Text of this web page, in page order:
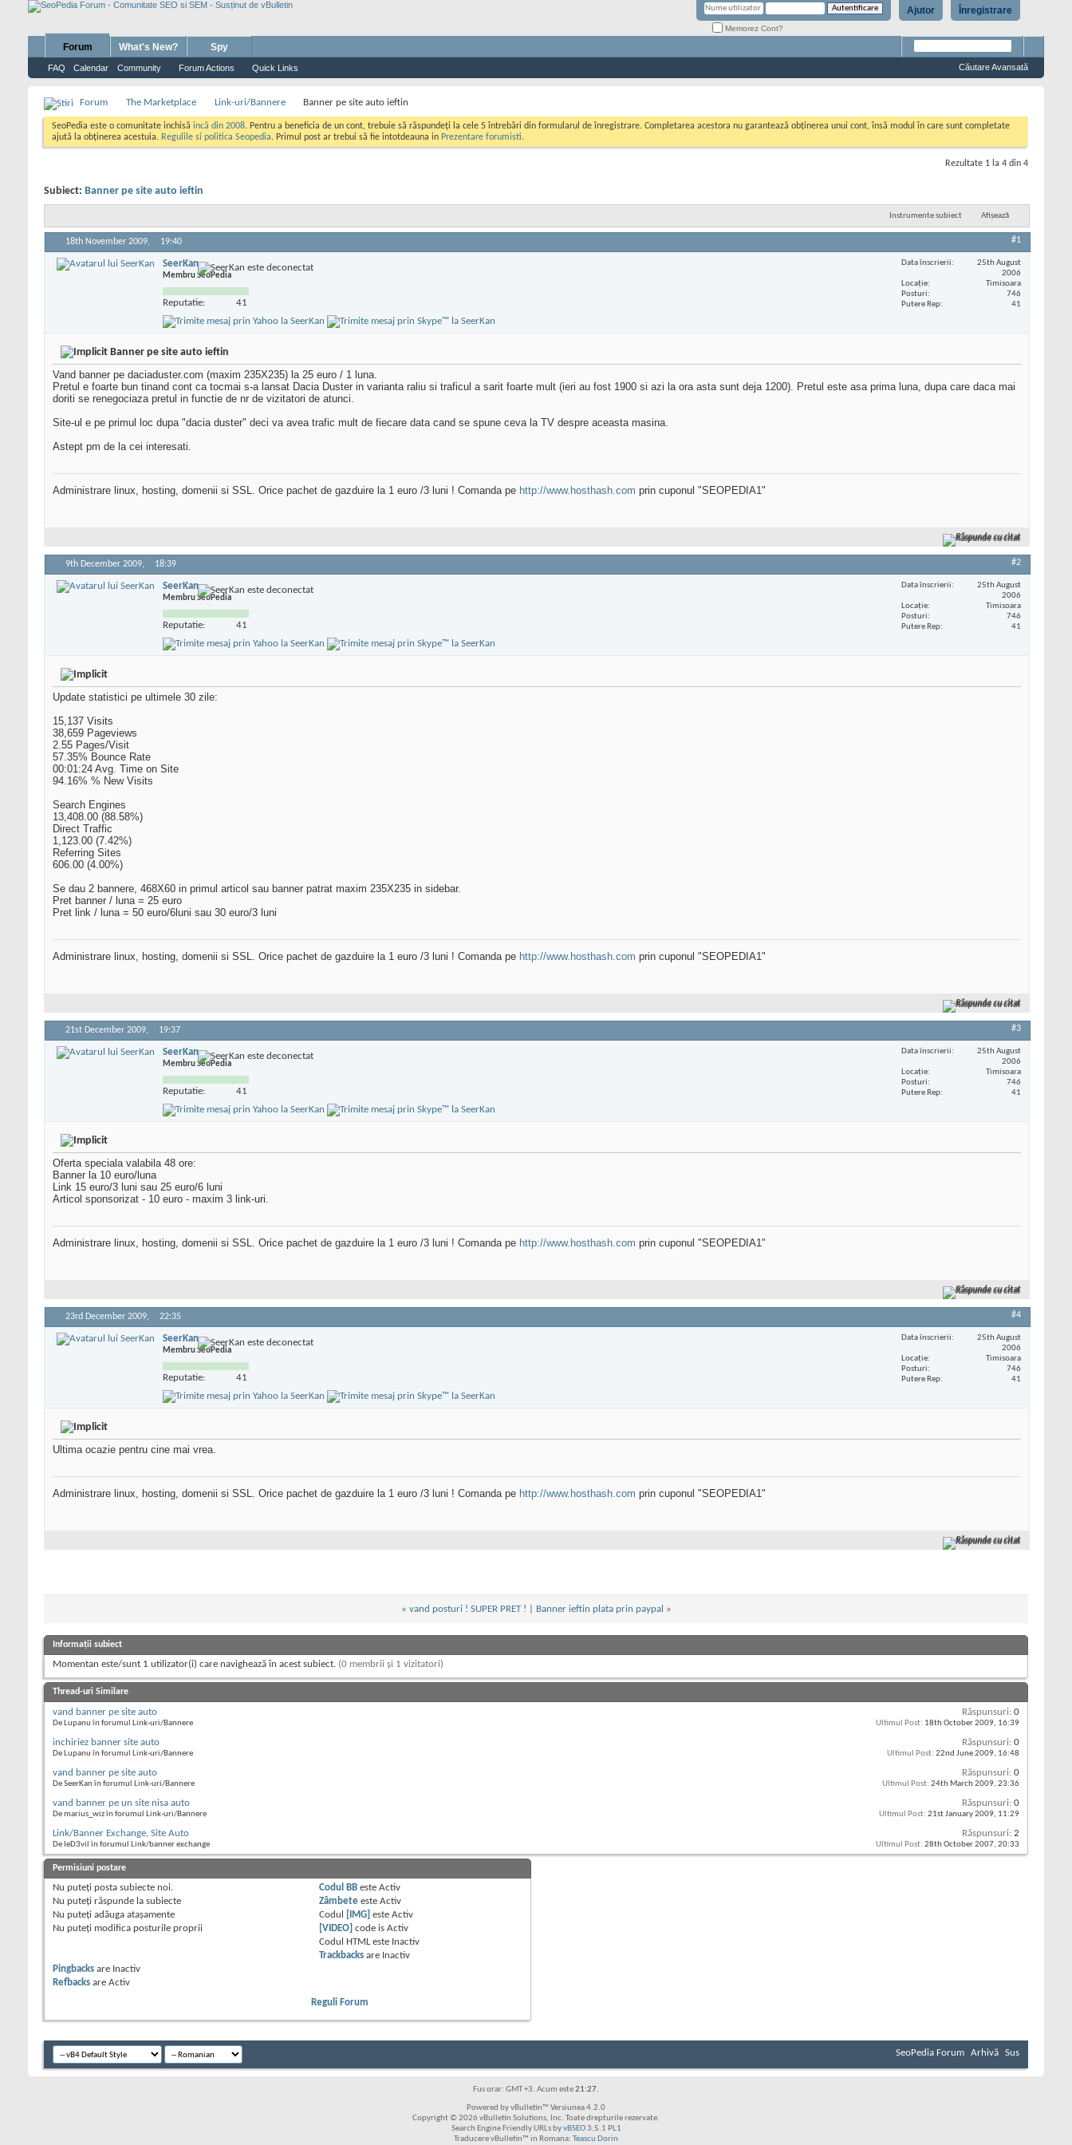
Înregistrare
Ajutor
Memorez Cont?
Forum
FAQ Calendar Community Forum Actions Quick Links
What's New? Spy
Căutare Avansată
Forum The Marketplace Link-uri/Bannere Banner pe site auto ieftin
SeoPedia este o comunitate inchisă incă din 2008. Pentru a beneficia de un cont, trebuie să răspundeți la cele 5 întrebări din formularul de înregistrare. Completarea acestora nu garantează obținerea unui cont, însă modul în care sunt completate
ajută la obținerea acestuia. Regulile si politica Seopedia. Primul post ar trebui să fie intotdeauna in Prezentare forumisti.
Rezultate 1 la 4 din 4
Subiect: Banner pe site auto ieftin
Instrumente subiect Afișează
18th November 2009, 19:40 #1
SeerKan
Membru SeoPedia
Reputatie: 41
Data înscrierii
25th August
2006
Locaţie
Timisoara
Posturi
746
Putere Rep
41
Banner pe site auto ieftin
Vand banner pe daciaduster.com (maxim 235X235) la 25 euro / 1 luna.
Pretul e foarte bun tinand cont ca tocmai s-a lansat Dacia Duster in varianta raliu si traficul a sarit foarte mult (ieri au fost 1900 si azi la ora asta sunt deja 1200). Pretul este asa prima luna, dupa care daca mai
doriti se renegociaza pretul in functie de nr de vizitatori de atunci.
Site-ul e pe primul loc dupa "dacia duster" deci va avea trafic mult de fiecare data cand se spune ceva la TV despre aceasta masina.
Astept pm de la cei interesati.
Administrare linux, hosting, domenii si SSL. Orice pachet de gazduire la 1 euro /3 luni ! Comanda pe http://www.hosthash.com prin cuponul "SEOPEDIA1"
Răspunde cu citat
9th December 2009, 18:39 #2
SeerKan
Membru SeoPedia
Reputatie: 41
Data înscrierii
25th August
2006
Locaţie
Timisoara
Posturi
746
Putere Rep
41
Update statistici pe ultimele 30 zile:
15,137 Visits
38,659 Pageviews
2.55 Pages/Visit
57.35% Bounce Rate
00:01:24 Avg. Time on Site
94.16% % New Visits
Search Engines
13,408.00 (88.58%)
Direct Traffic
1,123.00 (7.42%)
Referring Sites
606.00 (4.00%)
Se dau 2 bannere, 468X60 in primul articol sau banner patrat maxim 235X235 in sidebar.
Pret banner / luna = 25 euro
Pret link / luna = 50 euro/6luni sau 30 euro/3 luni
Administrare linux, hosting, domenii si SSL. Orice pachet de gazduire la 1 euro /3 luni ! Comanda pe http://www.hosthash.com prin cuponul "SEOPEDIA1"
Răspunde cu citat
21st December 2009, 19:37 #3
SeerKan
Membru SeoPedia
Reputatie: 41
Data înscrierii
25th August
2006
Locaţie
Timisoara
Posturi
746
Putere Rep
41
Oferta speciala valabila 48 ore:
Banner la 10 euro/luna
Link 15 euro/3 luni sau 25 euro/6 luni
Articol sponsorizat - 10 euro - maxim 3 link-uri.
Administrare linux, hosting, domenii si SSL. Orice pachet de gazduire la 1 euro /3 luni ! Comanda pe http://www.hosthash.com prin cuponul "SEOPEDIA1"
Răspunde cu citat
23rd December 2009, 22:35 #4
SeerKan
Membru SeoPedia
Reputatie: 41
Data înscrierii
25th August
2006
Locaţie
Timisoara
Posturi
746
Putere Rep
41
Ultima ocazie pentru cine mai vrea.
Administrare linux, hosting, domenii si SSL. Orice pachet de gazduire la 1 euro /3 luni ! Comanda pe http://www.hosthash.com prin cuponul "SEOPEDIA1"
Răspunde cu citat
« vand posturi ! SUPER PRET ! Banner ieftin plata prin paypal »
Informații subiect
Momentan este/sunt 1 utilizator(i) care navighează în acest subiect. (0 membrii și 1 vizitatori)
Thread-uri Similare
vand banner pe site auto
De Lupanu în forumul Link-uri/Bannere
Răspunsuri: 0
Ultimul Post: 18th October 2009, 16:39
inchiriez banner site auto
De Lupanu în forumul Link-uri/Bannere
Răspunsuri: 0
Ultimul Post: 22nd June 2009, 16:48
vand banner pe site auto
De SeerKan în forumul Link-uri/Bannere
Răspunsuri: 0
Ultimul Post: 24th March 2009, 23:36
vand banner pe un site nisa auto
De marius_wiz în forumul Link-uri/Bannere
Răspunsuri: 0
Ultimul Post: 21st January 2009, 11:29
Link/Banner Exchange, Site Auto
De IeD3vil în forumul Link/banner exchange
Răspunsuri: 2
Ultimul Post: 28th October 2007, 20:33
Permisiuni postare
Nu puteţi posta subiecte noi.
Nu puteţi răspunde la subiecte
Nu puteţi adăuga ataşamente
Nu puteţi modifica posturile proprii
Codul BB esteActiv
Zâmbete esteActiv
Codul
[IMG] esteActiv
[VIDEO] code isActiv
Codul HTML este Inactiv
Trackbacks are Inactiv
Pingbacks are Inactiv
Refbacks are Activ
Reguli Forum
SeoPedia Forum Arhivă Sus
Fus orar: GMT +3. Acum este21:27.
Powered by vBulletin™ Versiunea 4.2.0
Copyright © 2026 vBulletin Solutions, Inc. Toate drepturile rezervate.
Search Engine Friendly URLs byvBSEO3.5.1 PL1
Traducere vBulletin™ in Romana: Teascu Dorin